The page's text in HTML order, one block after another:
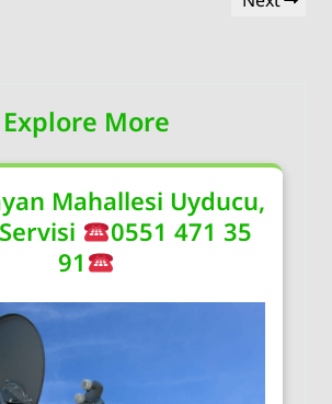
Explore More
Mahallesi Uyducu,
0551 471 35
91